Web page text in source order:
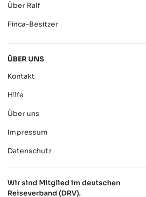
Über Ralf
Finca-Besitzer
ÜBER UNS
Kontakt
Hilfe
Über uns
Impressum
Datenschutz
Wir sind Mitglied im deutschen
Reiseverband (DRV).